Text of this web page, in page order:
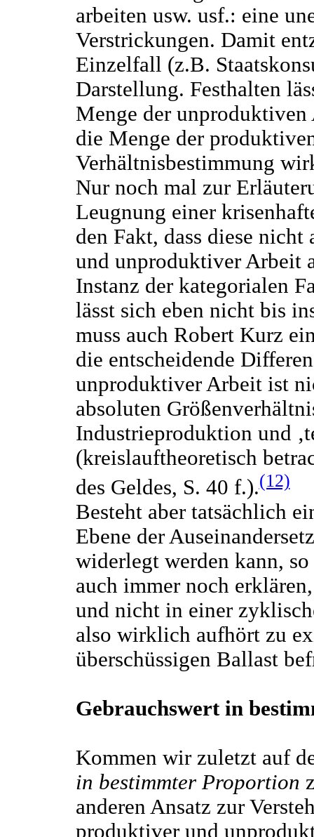
arbeiten usw. usf.: eine
Verstrickungen. Damit
Einzelfall (z.B.
Darstellung. Festhalten
Menge der unproduktiven
die Menge der
Verhältnisbestimmung
Nur noch mal zur
Leugnung einer
den Fakt, dass diese
und unproduktiver Arbeit
Instanz der kategorialen
lässt sich eben nicht bis
muss auch Robert Kurz
die entscheidende
unproduktiver Arbeit ist
absoluten
Industrieproduktion und
(kreislauftheoretisch
des Geldes, S. 40 f.).(12)
Besteht aber tatsächlich
Ebene der
widerlegt werden kann,
auch immer noch
und nicht in einer
also wirklich aufhört zu
überschüssigen Ballast
Gebrauchswert in
Kommen wir zuletzt auf
in bestimmter Proportion
anderen Ansatz zur
produktiver und